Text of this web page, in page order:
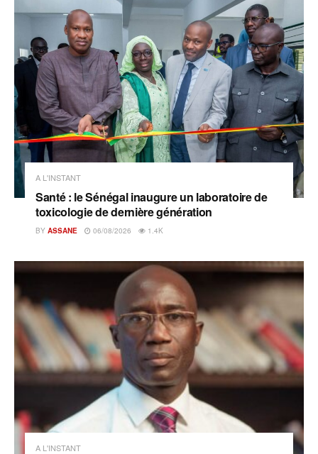
A L'INSTANT
Santé : le Sénégal inaugure un laboratoire de
toxicologie de dernière génération
BY ASSANE 06/08/2026 1.4K
A L'INSTANT